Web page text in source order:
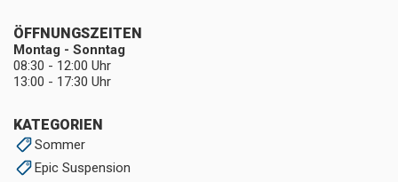
KATEGORIEN
Sommer
Epic Suspension
ÖFFNUNGSZEITEN
Montag - Sonntag
08:30 - 12:00 Uhr
13:00 - 17:30 Uhr